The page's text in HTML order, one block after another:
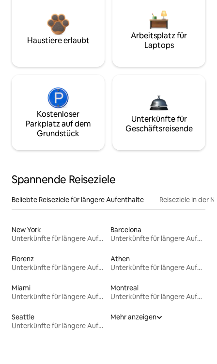
Haustiere erlaubt
Arbeitsplatz für
Laptops
Kostenloser
Parkplatz auf dem
Grundstück
Unterkünfte für
Geschäftsreisende
Spannende Reiseziele
Beliebte Reiseziele für längere Aufenthalte Reiseziele in der
New York
Unterkünfte für längere Aufenthalte
Barcelona
Unterkünfte für längere Aufenthalte
Florenz
Unterkünfte für längere Aufenthalte
Athen
Unterkünfte für längere Aufenthalte
Miami
Unterkünfte für längere Aufenthalte
Montreal
Unterkünfte für längere Aufenthalte
Seattle
Unterkünfte für längere Aufenthalte
Mehr anzeigen